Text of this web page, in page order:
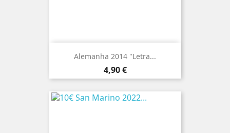
Alemanha 2014 "Letra...
Preço
4,90 €